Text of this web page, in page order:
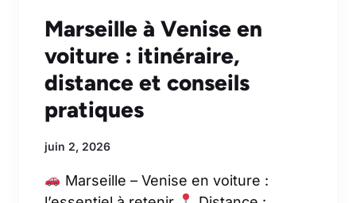
Marseille à Venise en
voiture : itinéraire,
distance et conseils
pratiques
juin 2, 2026
Marseille – Venise en voiture :